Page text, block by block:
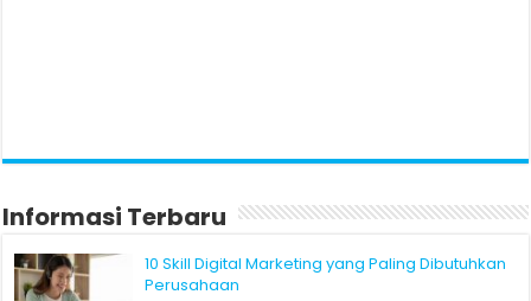
Informasi Terbaru
10 Skill Digital Marketing yang Paling Dibutuhkan
Perusahaan